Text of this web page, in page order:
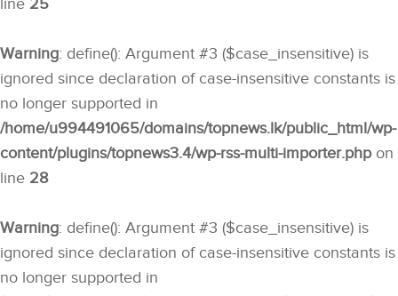
line 25
Warning: define(): Argument #3 ($case_insensitive) is
ignored since declaration of case-insensitive constants is
no longer supported in
/home/u994491065/domains/topnews.lk/public_html/wp-
content/plugins/topnews3.4/wp-rss-multi-importer.phpon
line 28
Warning: define(): Argument #3 ($case_insensitive) is
ignored since declaration of case-insensitive constants is
no longer supported in